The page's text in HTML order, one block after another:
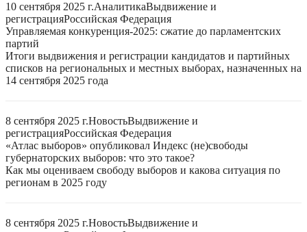
10 сентября 2025 г.АналитикаВыдвижение и
регистрацияРоссийская Федерация
Управляемая конкуренция-2025: сжатие до парламентских
партий
Итоги выдвижения и регистрации кандидатов и партийных
списков на региональных и местных выборах, назначенных на
14 сентября 2025 года
8 сентября 2025 г.НовостьВыдвижение и
регистрацияРоссийская Федерация
«Атлас выборов» опубликовал Индекс (не)свободы
губернаторских выборов: что это такое?
Как мы оцениваем свободу выборов и какова ситуация по
регионам в 2025 году
8 сентября 2025 г.НовостьВыдвижение и